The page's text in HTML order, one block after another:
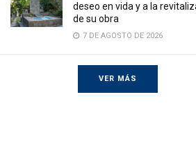
deseo en vida y a la
de su obra
7 DE AGOSTO DE 2026
VER MÁS